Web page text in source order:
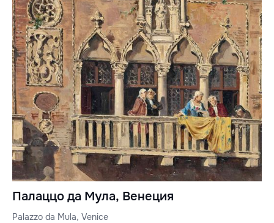
Палаццо да Мула, Венеция
Palazzo da Mula, Venice